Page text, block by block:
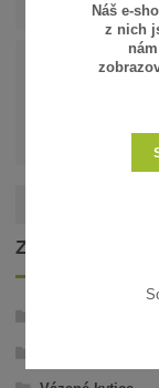
Hilda D.
Skvělá
ZBOŽÍ
Náš e-
z nich